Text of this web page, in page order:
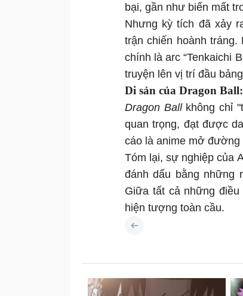
bại, gần như biến mất
Nhưng kỳ tích đã xảy
trận chiến hoành
chính là arc “Tenkaichi
truyện lên vị trí đầu
Di sản của Dragon
Dragon Ballkhông chỉ
quan trọng, đạt được
cáo là anime mở đường
Tóm lại, sự nghiệp của
đánh dấu bằng những
Giữa tất cả những điều
hiện tượng toàn cầu.